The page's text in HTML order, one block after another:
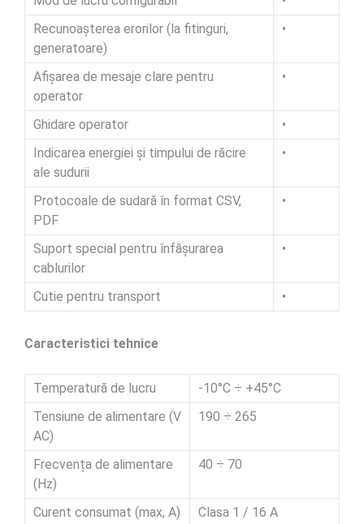
Recunoașterea erorilor (la fitinguri,
generatoare)
•
Afișarea de mesaje clare pentru
operator
•
Ghidare operator
•
Indicarea energiei și timpului de răcire
ale sudurii
•
Protocoale de sudară în format CSV,
PDF
•
Suport special pentru înfășurarea
cablurilor
•
Cutie pentru transport •
Caracteristici tehnice
Temperatură de lucru
-10°C ÷ +45°C
Tensiune de alimentare (V
AC)
190 ÷ 265
Frecvența de alimentare
(Hz)
40 ÷ 70
Curent consumat (max, A)
Clasa 1 / 16 A